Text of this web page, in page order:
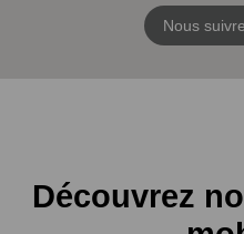
Nous
Découvrez